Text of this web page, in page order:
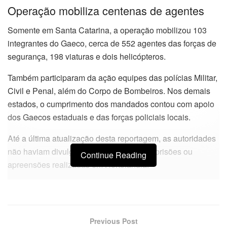
Operação mobiliza centenas de agentes
Somente em Santa Catarina, a operação mobilizou 103
integrantes do Gaeco, cerca de 552 agentes das forças de
segurança, 198 viaturas e dois helicópteros.
Também participaram da ação equipes das polícias Militar,
Civil e Penal, além do Corpo de Bombeiros. Nos demais
estados, o cumprimento dos mandados contou com apoio
dos Gaecos estaduais e das forças policiais locais.
Até a última atualização desta reportagem, as autoridades
não haviam divulgado o balanço final de prisões ou
apreensões realizadas em Hortolândia.
Continue Reading
Previous Post